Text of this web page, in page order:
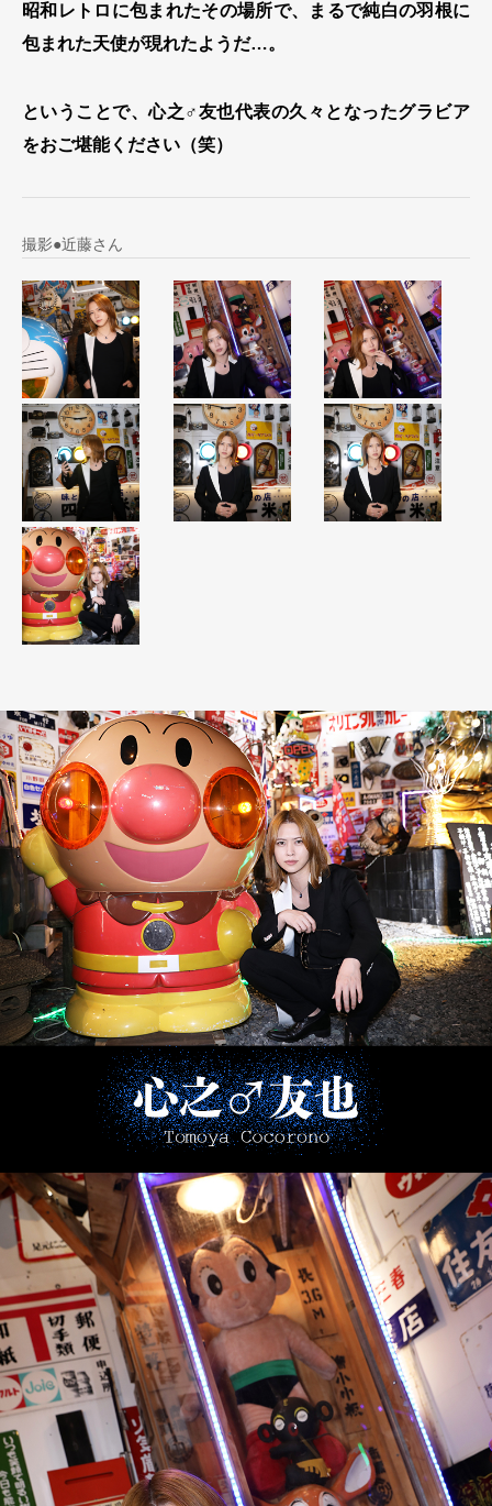
昭和レトロに包まれたその場所で、まるで純白の羽根に
包まれた天使が現れたようだ…。
ということで、心之♂友也代表の久々となったグラビア
をおご堪能ください（笑）
撮影●近藤さん